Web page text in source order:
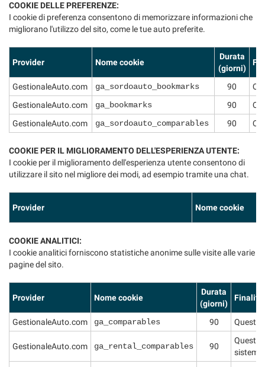
COOKIE DELLE PREFERENZE:
I cookie di preferenza consentono di memorizzare informazioni che
migliorano l'utilizzo del sito, come le tue auto preferite.
Provider Nome cookie
Durata
(giorni)
GestionaleAuto.com ga_sordoauto_bookmarks 90
GestionaleAuto.com
ga_bookmarks 90
GestionaleAuto.com
ga_sordoauto_comparables 90
COOKIE PER IL MIGLIORAMENTO DELL'ESPERIENZA UTENTE:
I cookie per il miglioramento dell'esperienza utente consentono di
utilizzare il sito nel migliore dei modi, ad esempio tramite una chat.
Provider Nome cookie
COOKIE ANALITICI:
I cookie analitici forniscono statistiche anonime sulle visite alle varie
pagine del sito.
Provider Nome cookie
Durata
(giorni)
Finalità
GestionaleAuto.com ga_comparables 90 Questo
GestionaleAuto.com ga_rental_comparables 90
Questo
sistema
Cookie di marketing
Leggi
la
policy
Salva
le
impostazioni